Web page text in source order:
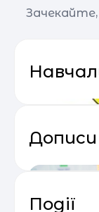
Дописи
Події